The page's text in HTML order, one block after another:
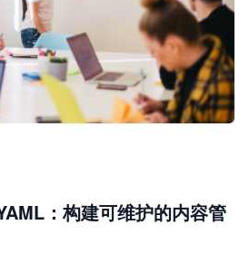
：构建可维护的内容管